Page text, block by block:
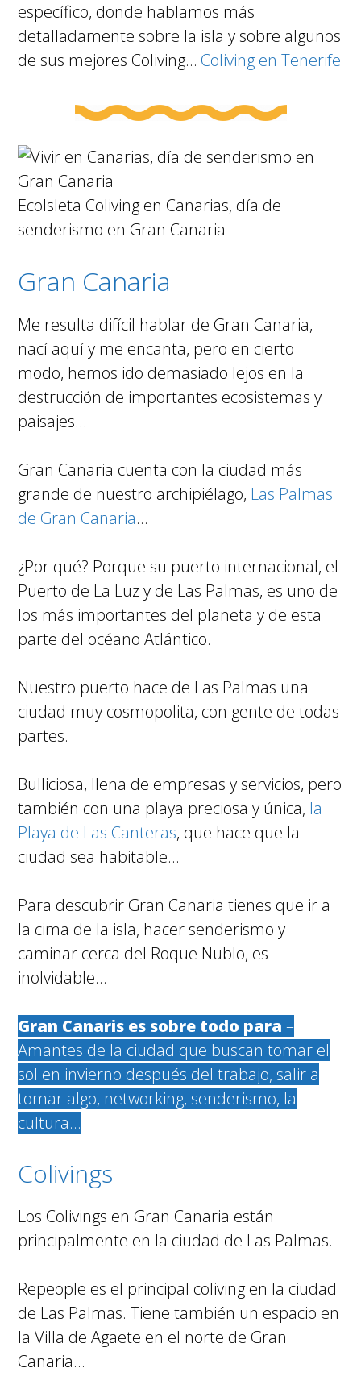
específico, donde hablamos más
detalladamente sobre la isla y sobre algunos
de sus mejores Coliving… Coliving en Tenerife
EcoIsleta Coliving en Canarias, día de
senderismo en Gran Canaria
Gran Canaria
Me resulta difícil hablar de Gran Canaria,
nací aquí y me encanta, pero en cierto
modo, hemos ido demasiado lejos en la
destrucción de importantes ecosistemas y
paisajes…
Gran Canaria cuenta con la ciudad más
grande de nuestro archipiélago, Las Palmas
de Gran Canaria…
¿Por qué? Porque su puerto internacional, el
Puerto de La Luz y de Las Palmas, es uno de
los más importantes del planeta y de esta
parte del océano Atlántico.
Nuestro puerto hace de Las Palmas una
ciudad muy cosmopolita, con gente de todas
partes.
Bulliciosa, llena de empresas y servicios, pero
también con una playa preciosa y única, la
Playa de Las Canteras, que hace que la
ciudad sea habitable…
Para descubrir Gran Canaria tienes que ir a
la cima de la isla, hacer senderismo y
caminar cerca del Roque Nublo, es
inolvidable…
Gran Canaris es sobre todo para –
Amantes de la ciudad que buscan tomar el
sol en invierno después del trabajo, salir a
tomar algo, networking, senderismo, la
cultura…
Colivings
Los Colivings en Gran Canaria están
principalmente en la ciudad de Las Palmas.
Repeople es el principal coliving en la ciudad
de Las Palmas. Tiene también un espacio en
la Villa de Agaete en el norte de Gran
Canaria…